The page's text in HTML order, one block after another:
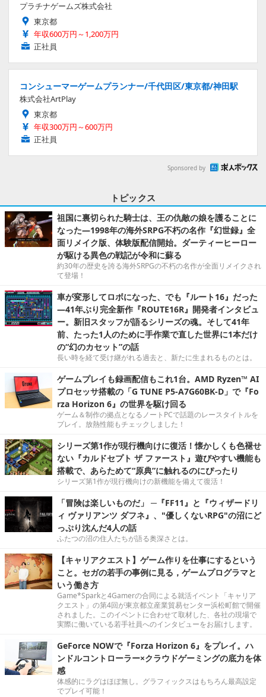
プラチナゲームズ株式会社
東京都
年収600万円～1,200万円
正社員
コンシューマーゲームプランナー/千代田区/東京都/神田駅
株式会社ArtPlay
東京都
年収300万円～600万円
正社員
Sponsored by
トピックス
祖国に裏切られた騎士は、王の仇敵の娘を護ることに
なった―1998年の海外SRPG不朽の名作『幻世録』全
面リメイク版、体験版配信開始。ダーティーヒーロー
が駆ける異色の戦記が令和に蘇る
約30年の歴史を誇る海外SRPGの不朽の名作が全面リメイクされ
て登場！
車が変形してロボになった、でも『ルート16』だった
―41年ぶり完全新作『ROUTE16R』開発者インタビュ
ー。新旧スタッフが語るシリーズの魂。そして41年
前、たった1人のために手作業で直した世界に1本だけ
の“幻のカセット”の話
長い時を経て受け継がれる過去と、新たに生まれるものとは。
ゲームプレイも録画配信もこれ1台。AMD Ryzen™ AI
プロセッサ搭載の「G TUNE P5-A7G60BK-D」で『Fo
rza Horizon 6』の世界を駆け回る
ゲーム＆制作の拠点となるノートPCで話題のレースタイトルを
プレイ。放熱性能もチェックしました！
シリーズ第1作が現行機向けに復活！懐かしくも色褪せ
ない『カルドセプト ザ ファースト』遊びやすい機能も
搭載で、あらためて“原典”に触れるのにぴったり
シリーズ第1作が現行機向けの新機能を備えて復活！
「冒険は楽しいものだ」 ─『FF11』と『ウィザードリ
ィ ヴァリアンツ ダフネ』、"優しくないRPG"の沼にど
っぷり沈んだ4人の話
ふたつの沼の住人たちが語る奥深さとは。
【キャリアクエスト】ゲーム作りを仕事にするという
こと。セガの若手の事例に見る，ゲームプログラマと
いう働き方
Game*Sparkと4Gamerの合同による就活イベント「キャリア
クエスト」の第4回が東京都立産業貿易センター浜松町館で開催
されました。このイベントに合わせて取材した、各社の現場で
実際に働いている若手社員へのインタビューをお届けします。
GeForce NOWで『Forza Horizon 6』をプレイ。ハ
ンドルコントローラー×クラウドゲーミングの底力を体
感
体感的にラグはほぼ無し。グラフィックスはもちろん最高設定
でプレイ可能！